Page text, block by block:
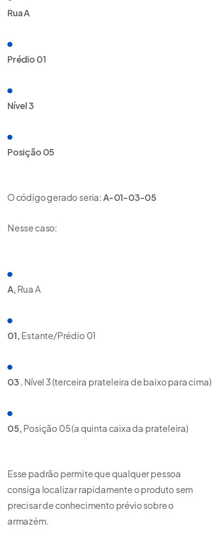
Rua A
Prédio 01
Nível 3
Posição 05
O código gerado seria: A-01-03-05
Nesse caso:
A, Rua A
01, Estante/Prédio 01
03, Nível 3 (terceira prateleira de baixo para cima)
05, Posição 05 (a quinta caixa da prateleira)
Esse padrão permite que qualquer pessoa
consiga localizar rapidamente o produto sem
precisar de conhecimento prévio sobre o
armazém.